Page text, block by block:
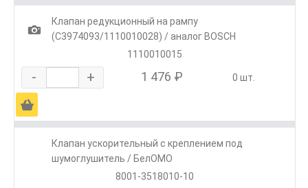
1
Клапан редукционный на рампу
(C3974093/1110010028) / аналог BOSCH
1110010015
- + 1 476 ₽ 0 шт.
Ä
Клапан ускорительный с креплением под
шумоглушитель / БелОМО
8001-3518010-10